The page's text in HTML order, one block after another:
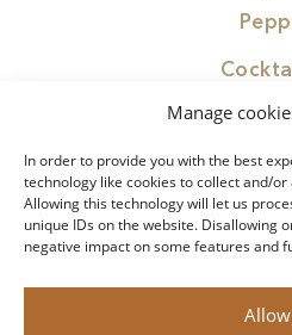
Manage
In order to provide you with the best
technology like cookies to collect and/
Allowing this technology will let us
unique IDs on the website. Disallowing
negative impact on some features and
Allow
Find
Privacy
Legal